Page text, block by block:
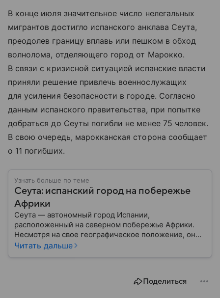
В конце июля значительное число нелегальных
мигрантов достигло испанского анклава Сеута,
преодолев границу вплавь или пешком в обход
волнолома, отделяющего город от Марокко.
В связи с кризисной ситуацией испанские власти
приняли решение привлечь военнослужащих
для усиления безопасности в городе. Согласно
данным испанского правительства, при попытке
добраться до Сеуты погибли не менее 75 человек.
В свою очередь, марокканская сторона сообщает
о 11 погибших.
Узнать больше по теме
Сеута: испанский город на побережье
Африки
Сеута — автономный город Испании,
расположенный на северном побережье Африки.
Несмотря на свое географическое положение, он
остается частью Испании и Европейского союза.
анклавов на африканском континенте: собрали о
Читать дальше
Поделиться